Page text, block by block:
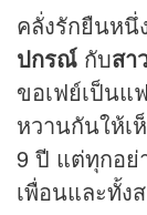
คลั่งรักยืนหนึ่
ปกรณ์ กับสา
ขอเฟย์เป็นแ
หวานกันให้เ
9 ปี แต่ทุกอย่
เพื่อนและทั้ง